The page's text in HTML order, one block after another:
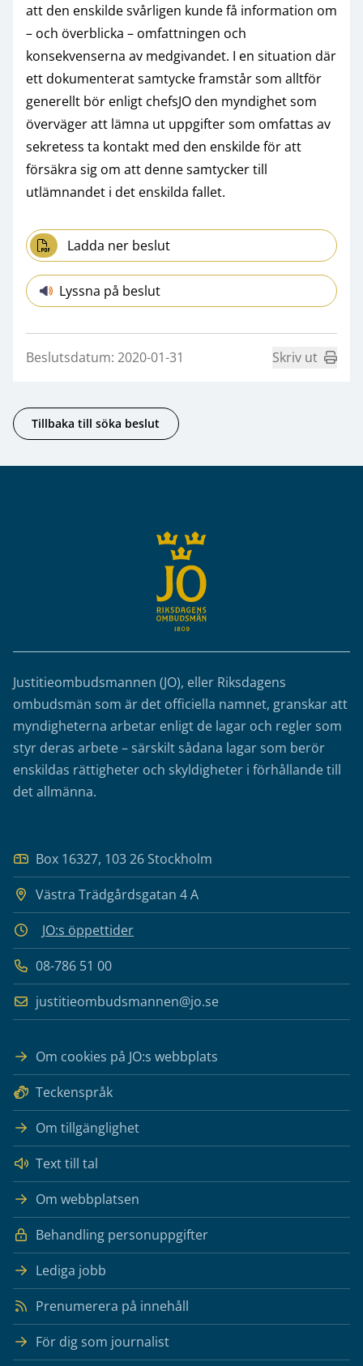
att den enskilde svårligen kunde få information om
– och överblicka – omfattningen och
konsekvenserna av medgivandet. I en situation där
ett dokumenterat samtycke framstår som alltför
generellt bör enligt chefsJO den myndighet som
överväger att lämna ut uppgifter som omfattas av
sekretess ta kontakt med den enskilde för att
försäkra sig om att denne samtycker till
utlämnandet i det enskilda fallet.
Ladda ner beslut
Lyssna på beslut
Beslutsdatum: 2020-01-31 Skriv ut
Tillbaka till söka beslut
Justitieombudsmannen (JO), eller Riksdagens
ombudsmän som är det officiella namnet, granskar att
myndigheterna arbetar enligt de lagar och regler som
styr deras arbete – särskilt sådana lagar som berör
enskildas rättigheter och skyldigheter i förhållande till
det allmänna.
Box 16327, 103 26 Stockholm
Västra Trädgårdsgatan 4 A
JO:s öppettider
08-786 51 00
justitieombudsmannen@jo.se
Om cookies på JO:s webbplats
Teckenspråk
Om tillgänglighet
Text till tal
Om webbplatsen
Behandling personuppgifter
Lediga jobb
Prenumerera på innehåll
För dig som journalist